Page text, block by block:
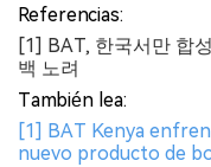
Referencias:
[1] BAT, 한국서만 합
백 노려
También lea:
[1] BAT Kenya
nuevo producto de